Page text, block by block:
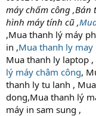
máy chấm công
hình máy tính cũ ,
,Mua thanh lý máy
in ,Mua thanh ly
Mua thanh ly laptop
lý máy châm công,
thanh ly tu lanh ,
dong,Mua thanh lý
máy in sam sung ,